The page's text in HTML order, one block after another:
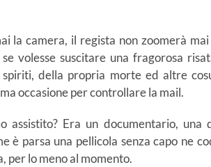
la camera, il regista non zoomerà
volesse suscitare una fragorosa
della propria morte ed altre
occasione per controllare la mail.
assistito? Era un documentario,
è parsa una pellicola senza capo
per lo meno al momento.